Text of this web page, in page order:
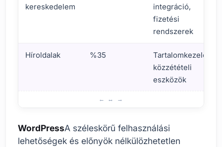
kereskedelem
integráció,
fizetési
rendszerek
Híroldalak %35
Tartalomkezelés,
közzétételi
eszközök
WordPressA széleskörű felhasználási
lehetőségek és előnyök nélkülözhetetlen